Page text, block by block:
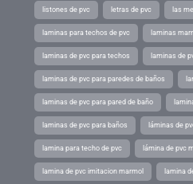
listones de pvc letras de pvc las
laminas para techos de pvc laminas
laminas de pvc para techos laminas de
laminas de pvc para paredes de baños
laminas de pvc para pared de baño
laminas de pvc para baños láminas de
lamina para techo de pvc lámina de pvc
lamina de pvc imitacion marmol lamina